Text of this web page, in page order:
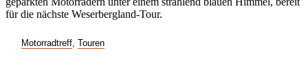
Motorradtreff Touren